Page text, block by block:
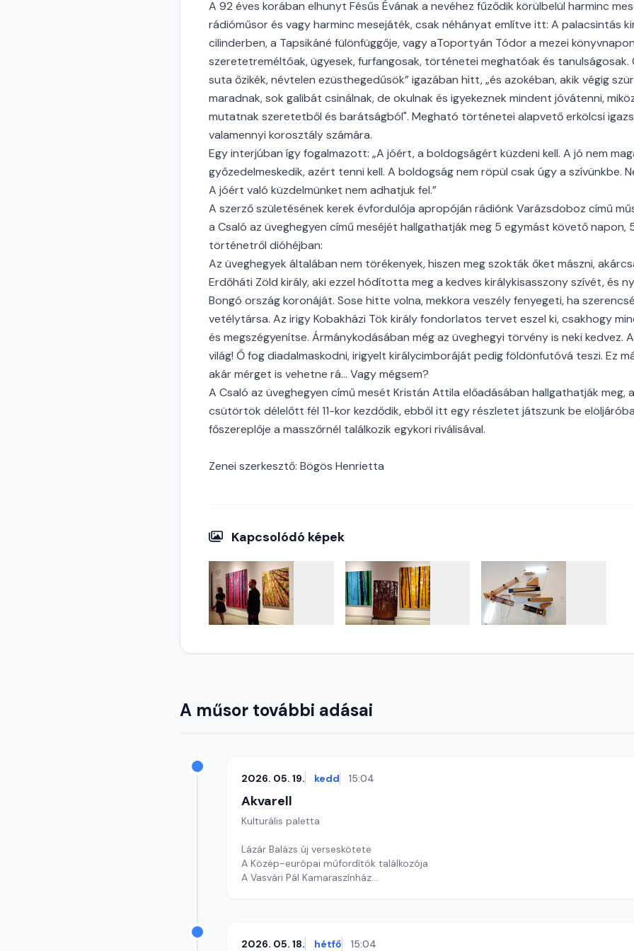
A 92 éves korában elhunyt Fésűs Évának a nevéhez fűződik körülbelül harminc
rádióműsor és vagy harminc mesejáték, csak néhányat említve itt: A palacsintás
cilinderben, a Tapsikáné fülönfüggője, vagy aToportyán Tódor a mezei
szeretetreméltóak, ügyesek, furfangosak, történetei meghatóak és tanulságosak.
suta őzikék, névtelen ezüsthegedűsök” igazában hitt, „és azokéban, akik végig
maradnak, sok galibát csinálnak, de okulnak és igyekeznek mindent jóvátenni,
mutatnak szeretetből és barátságból". Megható történetei alapvető erkölcsi
valamennyi korosztály számára.
Egy interjúban így fogalmazott: „A jóért, a boldogságért küzdeni kell. A jó nem
győzedelmeskedik, azért tenni kell. A boldogság nem röpül csak úgy a szívünkbe.
A jóért való küzdelmünket nem adhatjuk fel.”
A szerző születésének kerek évfordulója apropóján rádiónk Varázsdoboz című
a Csaló az üveghegyen című meséjét hallgathatják meg 5 egymást követő napon,
történetről dióhéjban:
Az üveghegyek általában nem törékenyek, hiszen meg szokták őket mászni,
Erdőháti Zöld király, aki ezzel hódította meg a kedves királykisasszony szívét, és
Bongó ország koronáját. Sose hitte volna, mekkora veszély fenyegeti, ha
vetélytársa. Az irigy Kobakházi Tök király fondorlatos tervet eszel ki, csakhogy
és megszégyenítse. Ármánykodásában még az üveghegyi törvény is neki kedvez.
világ! Ő fog diadalmaskodni, irigyelt királycimboráját pedig földönfutóvá teszi. Ez
akár mérget is vehetne rá… Vagy mégsem?
A Csaló az üveghegyen című mesét Kristán Attila előadásában hallgathatják meg,
csütörtök délelőtt fél 11-kor kezdődik, ebből itt egy részletet játszunk be
főszereplője a masszőrnél találkozik egykori riválisával.
Zenei szerkesztő: Bögös Henrietta
Kapcsolódó képek
A műsor további adásai
2026. 05. 19. kedd 15:04
Akvarell
Kulturális paletta
Lázár Balázs új verseskötete
A Közép-európai műfordítók találkozója
A Vasvári Pál Kamaraszínház
2026. 05. 18. hétfő 15:04